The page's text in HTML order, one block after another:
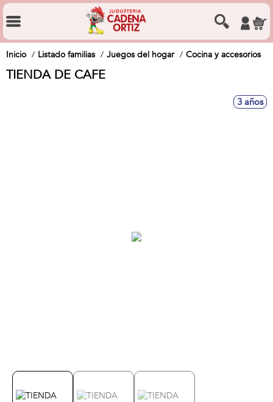
Inicio Listado familias Juegos del hogar Cocina y accesorios
TIENDA DE CAFE
3 años